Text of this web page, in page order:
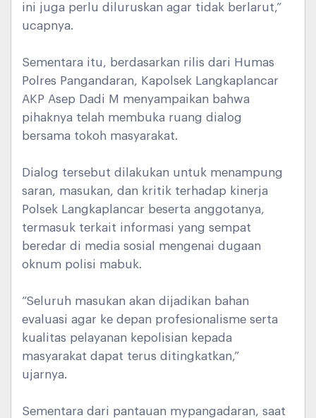
ini juga perlu diluruskan agar tidak berlarut,”
ucapnya.
Sementara itu, berdasarkan rilis dari Humas
Polres Pangandaran, Kapolsek Langkaplancar
AKP Asep Dadi M menyampaikan bahwa
pihaknya telah membuka ruang dialog
bersama tokoh masyarakat.
Dialog tersebut dilakukan untuk menampung
saran, masukan, dan kritik terhadap kinerja
Polsek Langkaplancar beserta anggotanya,
termasuk terkait informasi yang sempat
beredar di media sosial mengenai dugaan
oknum polisi mabuk.
“Seluruh masukan akan dijadikan bahan
evaluasi agar ke depan profesionalisme serta
kualitas pelayanan kepolisian kepada
masyarakat dapat terus ditingkatkan,”
ujarnya.
Sementara dari pantauan mypangadaran, saat